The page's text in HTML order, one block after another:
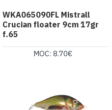
WKA065090FL Mistrall
Crucian floater 9cm 17gr
f.65
MOC: 8.70€